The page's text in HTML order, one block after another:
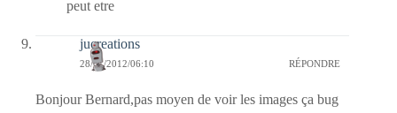
peut etre
jucreations
28/01/2012/06:10 RÉPONDRE
Bonjour Bernard,pas moyen de voir les images ça bug